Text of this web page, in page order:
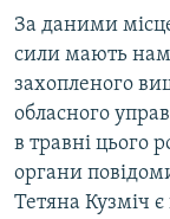
За даними
сили мають
захопленого
обласного
в травні цього
органи
Тетяна Кузміч є